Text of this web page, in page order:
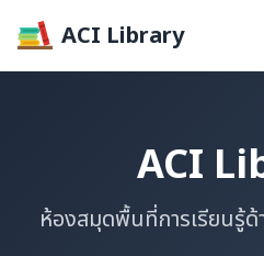
ACI Library
ACI
ห้องสมุดพื้นที่การเรียนรู้